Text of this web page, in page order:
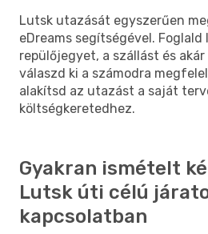
Lutsk utazását egyszerűen
eDreams segítségével. Foglald
repülőjegyet, a szállást és
válaszd ki a számodra
alakítsd az utazást a saját
költségkeretedhez.
Gyakran ismételt
Lutsk úti célú
kapcsolatban